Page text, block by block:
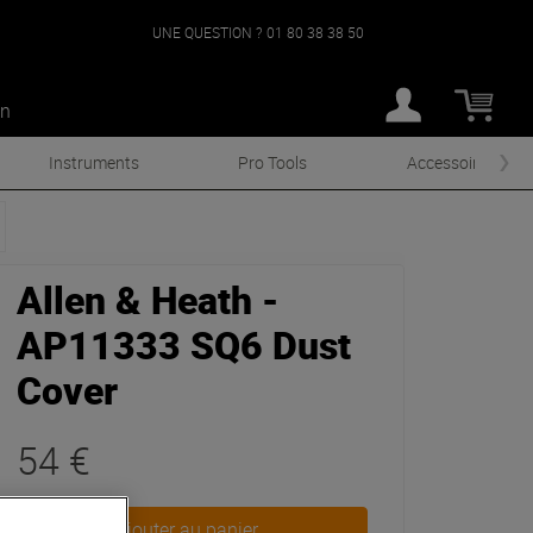
UNE QUESTION ? 01 80 38 38 50
Instruments Pro Tools Accessoires
Allen & Heath -
AP11333 SQ6 Dust
Cover
54 €